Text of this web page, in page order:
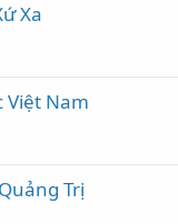
Xa
Việt Nam
Trị